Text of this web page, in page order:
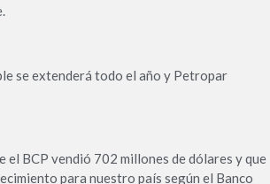
se extenderá todo el año y Petropar
el BCP vendió 702 millones de dólares y que
para nuestro país según el Banco